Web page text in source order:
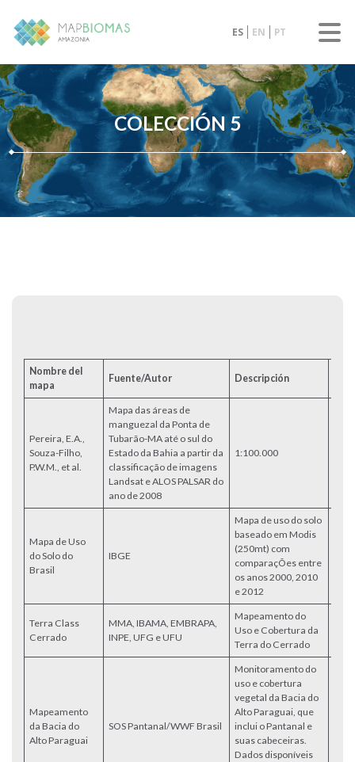
ES EN PT
COLECCIÓN 5
Nombre del
mapa
Fuente/Autor Descripción
Pereira, E.A.,
Souza-Filho,
P.W.M., et al.
Mapa das áreas de
manguezal da Ponta de
Tubarão-MA até o sul do
Estado da Bahia a partir da
classificação de imagens
Landsat e ALOS PALSAR do
ano de 2008
1:100.000
Mapa de Uso
do Solo do
Brasil
IBGE
Mapa de uso do solo
baseado em Modis
(250mt) com
comparaçÕes entre
os anos 2000, 2010
e 2012
Terra Class
Cerrado
MMA, IBAMA, EMBRAPA,
INPE, UFG e UFU
Mapeamento do
Uso e Cobertura da
Terra do Cerrado
Mapeamento
da Bacia do
Alto Paraguai
SOS Pantanal/WWF Brasil
Monitoramento do
uso e cobertura
vegetal da Bacia do
Alto Paraguai, que
inclui o Pantanal e
suas cabeceiras.
Dados disponíveis